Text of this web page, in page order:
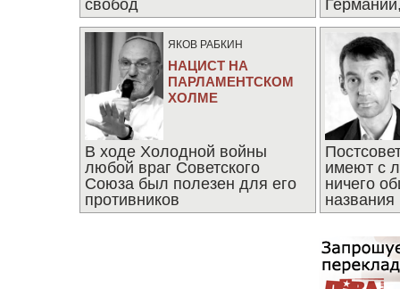
свобод
ЯКОВ РАБКИН
НАЦИСТ НА
ПАРЛАМЕНТСКОМ
ХОЛМЕ
В ходе Холодной войны
любой враг Советского
Союза был полезен для его
противников
имеют с
ничего
названия